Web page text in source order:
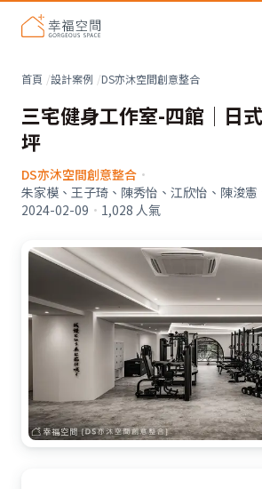
首頁 設計案例 DS亦沐空間創意整合
三宅健身工作室-四館│日
坪
DS亦沐空間創意整合 ·
朱家模、王子琦、陳秀怡、江欣怡、陳浚憲
2024-02-09 · 1,028 人氣